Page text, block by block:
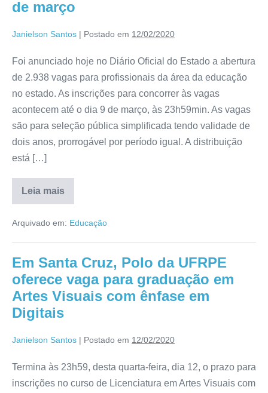
de março
Janielson Santos | Postado em 12/02/2020
Foi anunciado hoje no Diário Oficial do Estado a abertura
de 2.938 vagas para profissionais da área da educação
no estado. As inscrições para concorrer às vagas
acontecem até o dia 9 de março, às 23h59min. As vagas
são para seleção pública simplificada tendo validade de
dois anos, prorrogável por período igual. A distribuição
está […]
Leia mais
Arquivado em: Educação
Em Santa Cruz, Polo da UFRPE
oferece vaga para graduação em
Artes Visuais com ênfase em
Digitais
Janielson Santos | Postado em 12/02/2020
Termina às 23h59, desta quarta-feira, dia 12, o prazo para
inscrições no curso de Licenciatura em Artes Visuais com